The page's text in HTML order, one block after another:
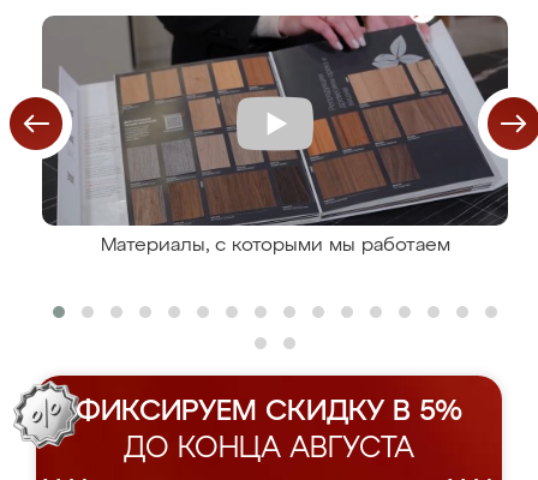
Материалы, с которыми мы работаем
ФИКСИРУЕМ СКИДКУ В 5%
ДО КОНЦА АВГУСТА